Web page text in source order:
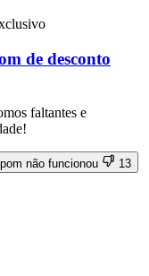
de desconto
faltantes e
não funcionou 13